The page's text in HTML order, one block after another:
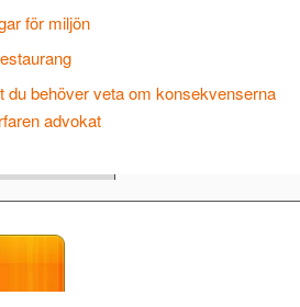
för miljön
du behöver veta om konsekvenserna
advokat